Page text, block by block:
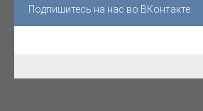
Подпишитесь на нас во ВКонтакте